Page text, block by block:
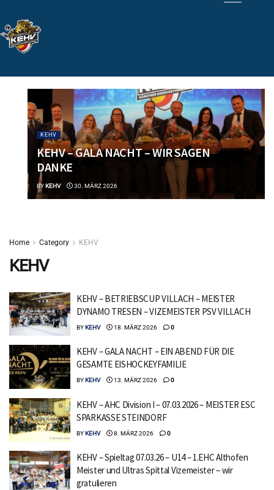
KEHV
KEHV – GALA NACHT – WIR SAGEN
DANKE
BYKEHV 30. MÄRZ 2026
Home Category KEHV
KEHV
KEHV – BETRIEBSCUP VILLACH – MEISTER
DYNAMO TRESEN – VIZEMEISTER PSV VILLACH
BYKEHV 18. MÄRZ 2026 0
KEHV – GALA NACHT – EIN ABEND FÜR DIE
GESAMTE EISHOCKEYFAMILIE
BYKEHV 13. MÄRZ 2026 0
KEHV – AHC Division I – 07.03.2026 – MEISTER ESC
SPARKASSE STEINDORF
BYKEHV 8. MÄRZ 2026 0
KEHV – Spieltag 07.03.26 – U14 – 1.EHC Althofen
Meister und Ultras Spittal Vizemeister – wir
gratulieren